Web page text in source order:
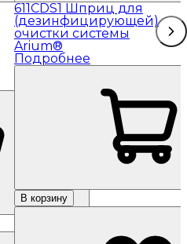
611CDS1 Шприц для
(дезинфицирующей)
очистки системы
Arium®
Подробнее
В корзину